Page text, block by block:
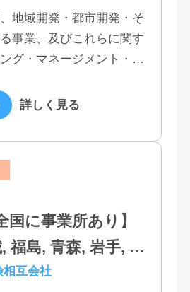
地域開発・都市開発・そ
事業、及びこれらに関す
グ・マネージメント・コ
詳しく見る
国に事業所あり】
福島, 青森, 岩手, 秋
, 神奈川, 千葉, 埼
相互会社